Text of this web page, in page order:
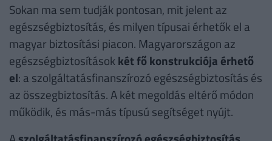
Sokan ma sem tudják pontosan, mit jelent az
egészségbiztosítás, és milyen típusai érhetők el a
magyar biztosítási piacon. Magyarországon az
egészségbiztosításokkét fő konstrukciója érhető
el: a szolgáltatásfinanszírozó egészségbiztosítás és
az összegbiztosítás. A két megoldás eltérő módon
működik, és más-más típusú segítséget nyújt.